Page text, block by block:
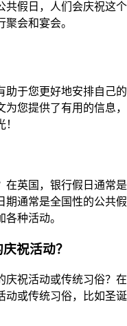
共假日，人们会庆祝这个
会和宴会。
助于您更好地安排自己的
您提供了有用的信息，
在英国，银行假日通常是
期通常是全国性的公共假
种活动。
祝活动？
庆祝活动或传统习俗？在
动或传统习俗，比如圣诞